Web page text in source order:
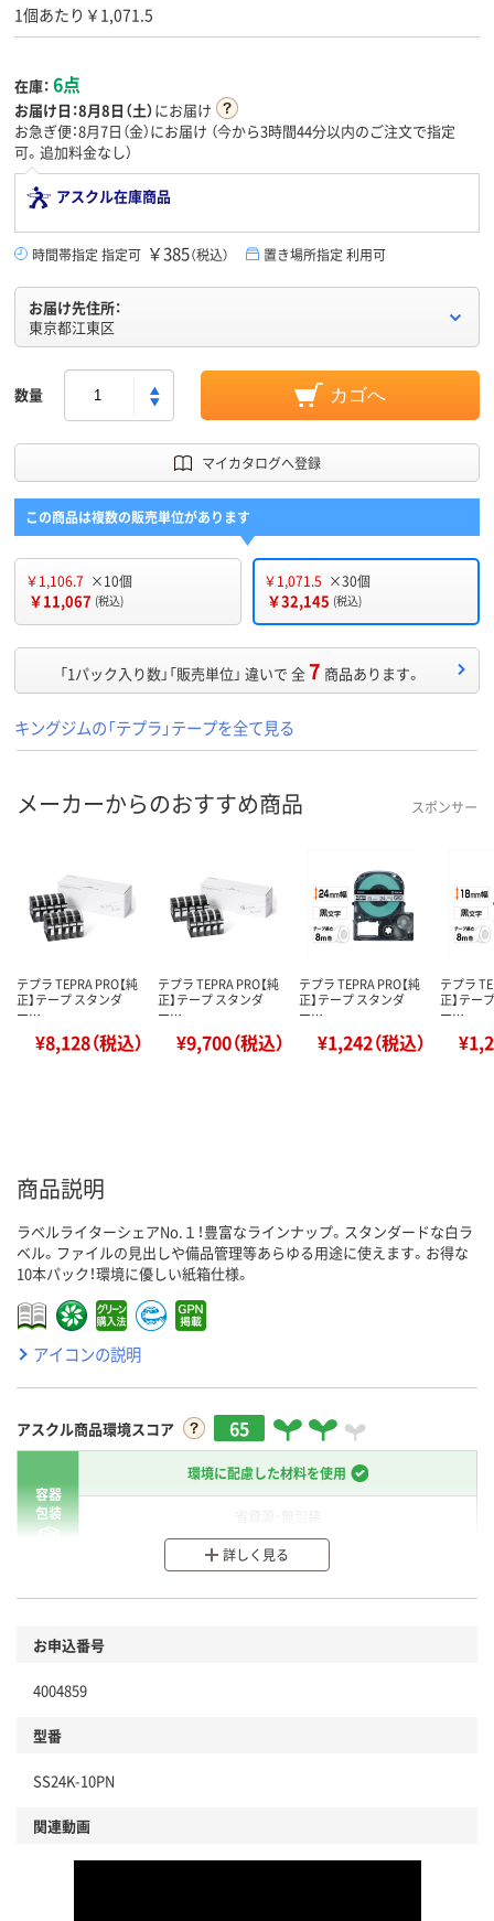
1個あたり￥1,071.5
在庫： 6点
お届け日：8月8日（土）にお届け
お急ぎ便：8月7日（金）にお届け （今から3時間44分以内のご注文で指定
可。追加料金なし）
アスクル在庫商品
時間帯指定 指定可 ￥385（税込） 置き場所指定 利用可
お届け先住所：
東京都江東区
数量 カゴへ
マイカタログへ登録
この商品は複数の販売単位があります
￥1,106.7 ×10個
￥11,067 (税込)
￥1,071.5 ×30個
￥32,145 (税込)
「1パック入り数」「販売単位」 違いで 全7 商品あります。
キングジムの「テプラ」テープを全て見る
メーカーからのおすすめ商品 スポンサー
テプラ TEPRA PRO【純
正】テープ スタンダ
ー…
¥8,128（税込）
テプラ TEPRA PRO【純
正】テープ スタンダ
ー…
¥9,700（税込）
テプラ TEPRA PRO【純
正】テープ スタンダ
ー…
¥1,242（税込）
テプラ
正】テー
ー…
商品説明
ラベルライターシェアNo.１！豊富なラインナップ。スタンダードな白ラ
ベル。ファイルの見出しや備品管理等あらゆる用途に使えます。お得な
10本パック！環境に優しい紙箱仕様。
アイコンの説明
アスクル商品環境スコア 65
容器
包装
環境に配慮した材料を使用
分別・リサイクルしやすい設計
商品
本体
仕組
詳しく見る
お申込番号
4004859
型番
SS24K-10PN
関連動画